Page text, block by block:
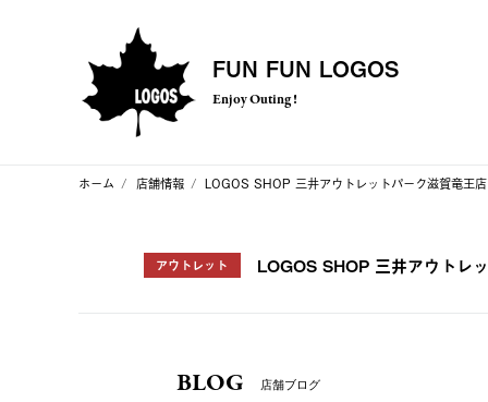
FUN FUN LOGOS
Enjoy Outing !
ホーム 店舗情報 LOGOS SHOP 三井アウトレットパーク滋賀竜王店
アウトレット LOGOS SHOP 三井アウトレ
BLOG 店舗ブログ